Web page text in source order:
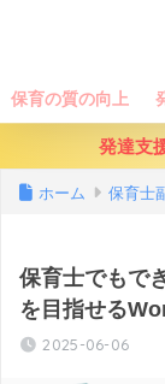
保育の質の向上
発達支
ホーム 保育士
保育士でもで
を目指せる
2025-06-06